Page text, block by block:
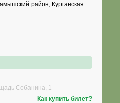
район, Курганская
Собанина, 1
Как купить билет?